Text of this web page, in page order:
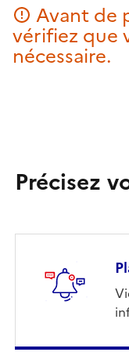
Avant de
vérifiez que
nécessaire.
Précisez